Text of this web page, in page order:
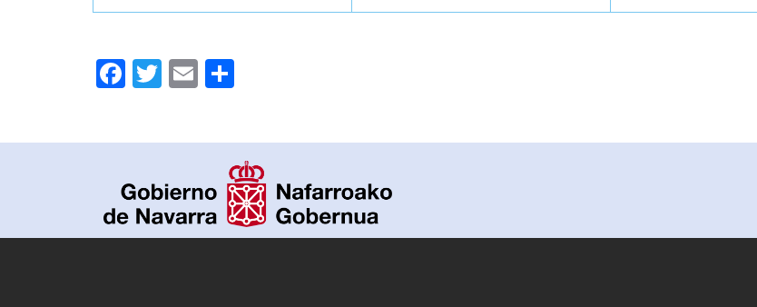
Facebook
Twitter
Email